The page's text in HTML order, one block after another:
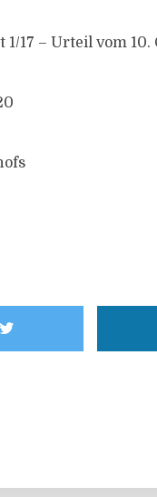
17 – Urteil vom 10.